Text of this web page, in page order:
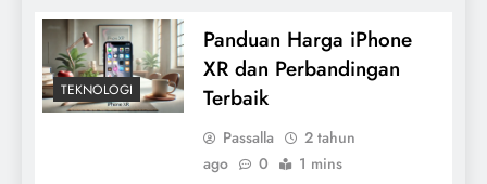
TEKNOLOGI
Panduan Harga iPhone
XR dan Perbandingan
Terbaik
Passalla
2 tahun
ago
0 1 mins